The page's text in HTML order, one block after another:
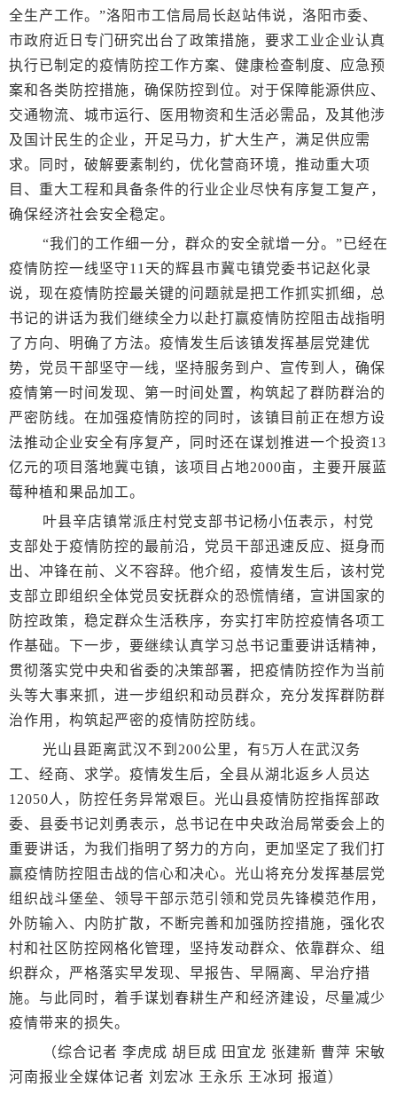
全生产工作。”洛阳市工信局局长赵站伟说，洛阳市委、
市政府近日专门研究出台了政策措施，要求工业企业认真
执行已制定的疫情防控工作方案、健康检查制度、应急预
案和各类防控措施，确保防控到位。对于保障能源供应、
交通物流、城市运行、医用物资和生活必需品，及其他涉
及国计民生的企业，开足马力，扩大生产，满足供应需
求。同时，破解要素制约，优化营商环境，推动重大项
目、重大工程和具备条件的行业企业尽快有序复工复产，
确保经济社会安全稳定。
“我们的工作细一分，群众的安全就增一分。”已经在
疫情防控一线坚守11天的辉县市冀屯镇党委书记赵化录
说，现在疫情防控最关键的问题就是把工作抓实抓细，总
书记的讲话为我们继续全力以赴打赢疫情防控阻击战指明
了方向、明确了方法。疫情发生后该镇发挥基层党建优
势，党员干部坚守一线，坚持服务到户、宣传到人，确保
疫情第一时间发现、第一时间处置，构筑起了群防群治的
严密防线。在加强疫情防控的同时，该镇目前正在想方设
法推动企业安全有序复产，同时还在谋划推进一个投资13
亿元的项目落地冀屯镇，该项目占地2000亩，主要开展蓝
莓种植和果品加工。
叶县辛店镇常派庄村党支部书记杨小伍表示，村党
支部处于疫情防控的最前沿，党员干部迅速反应、挺身而
出、冲锋在前、义不容辞。他介绍，疫情发生后，该村党
支部立即组织全体党员安抚群众的恐慌情绪，宣讲国家的
防控政策，稳定群众生活秩序，夯实打牢防控疫情各项工
作基础。下一步，要继续认真学习总书记重要讲话精神，
贯彻落实党中央和省委的决策部署，把疫情防控作为当前
头等大事来抓，进一步组织和动员群众，充分发挥群防群
治作用，构筑起严密的疫情防控防线。
光山县距离武汉不到200公里，有5万人在武汉务
工、经商、求学。疫情发生后，全县从湖北返乡人员达
12050人，防控任务异常艰巨。光山县疫情防控指挥部政
委、县委书记刘勇表示，总书记在中央政治局常委会上的
重要讲话，为我们指明了努力的方向，更加坚定了我们打
赢疫情防控阻击战的信心和决心。光山将充分发挥基层党
组织战斗堡垒、领导干部示范引领和党员先锋模范作用，
外防输入、内防扩散，不断完善和加强防控措施，强化农
村和社区防控网格化管理，坚持发动群众、依靠群众、组
织群众，严格落实早发现、早报告、早隔离、早治疗措
施。与此同时，着手谋划春耕生产和经济建设，尽量减少
疫情带来的损失。
（综合记者 李虎成 胡巨成 田宜龙 张建新 曹萍 宋敏
河南报业全媒体记者 刘宏冰 王永乐 王冰珂 报道）